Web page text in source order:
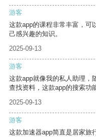
游客
这款app的课程非常丰富，可
己感兴趣的知识。
2025-09-13
游客
这款app就像我的私人助理，
查找资料，这款app的搜索功
2025-09-13
游客
这款加速器app简直是居家旅